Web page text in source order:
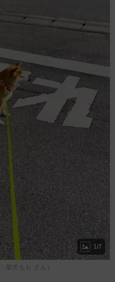
1/7
柴犬もも さん）